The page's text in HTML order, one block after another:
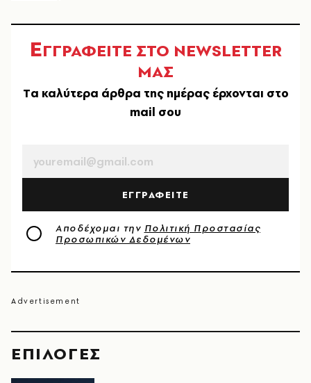
EΠΙΛΟΓΈΣ
ΕΓΓΡΑΦΕΙΤΕ ΣΤΟ NEWSLETTER
ΜΑΣ
Tα καλύτερα άρθρα της ημέρας έρχονται στο
mail σου
ΕΓΓΡΑΦΕΙΤΕ
Αποδέχομαι την Πολιτική Προστασίας
Προσωπικών Δεδομένων